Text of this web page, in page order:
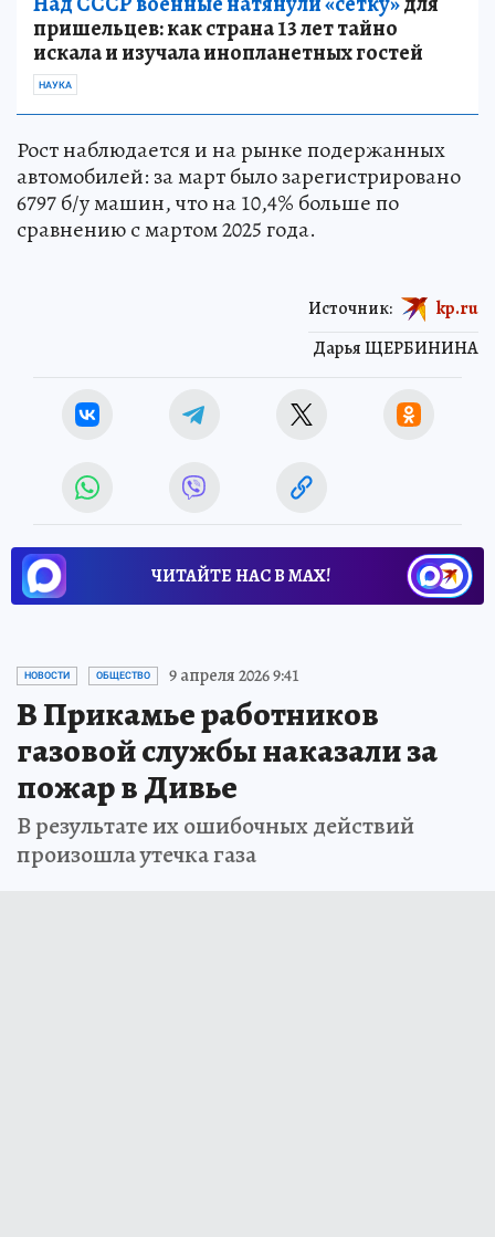
пришельцев: как страна 13 лет тайно
искала и изучала инопланетных гостей
НАУКА
Рост наблюдается и на рынке подержанных
автомобилей: за март было зарегистрировано
6797 б/у машин, что на 10,4% больше по
сравнению с мартом 2025 года.
Дарья ЩЕРБИНИНА
Источник: kp.ru
ЧИТАЙТЕ НАС В МАХ!
НОВОСТИ ОБЩЕСТВО 9 апреля 2026 9:41
В Прикамье работников
газовой службы наказали за
пожар в Дивье
В результате их ошибочных действий
произошла утечка газа